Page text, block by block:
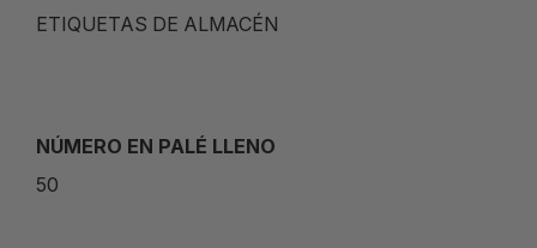
ETIQUETAS DE ALMACÉN
NÚMERO EN PALÉ LLENO
50